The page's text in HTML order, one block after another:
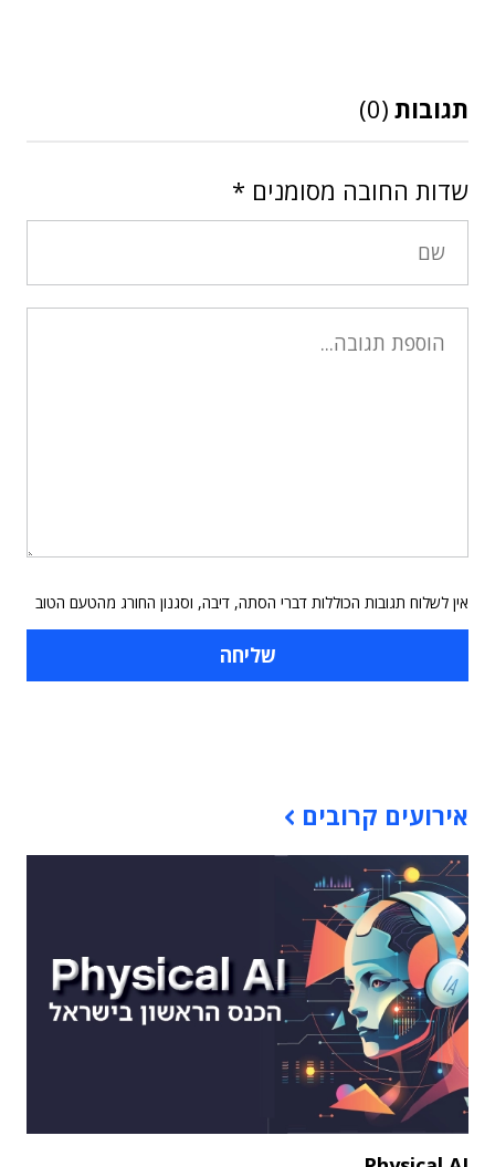
תגובות (0)
שדות החובה מסומנים *
אין לשלוח תגובות הכוללות דברי הסתה, דיבה, וסגנון החורג מהטעם הטוב
אירועים קרובים